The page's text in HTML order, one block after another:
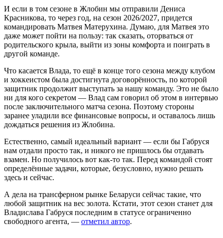
И если в том сезоне в Жлобин мы отправили Дениса
Красникова, то через год, на сезон 2026/2027, придется
командировать Матвея Матерухина. Думаю, для Матвея это
даже может пойти на пользу: так сказать, оторваться от
родительского крыла, выйти из зоны комфорта и поиграть в
другой команде.
Что касается Влада, то ещё в конце того сезона между клубом
и хоккеистом была достигнута договорённость, по которой
защитник продолжит выступать за нашу команду. Это не было
ни для кого секретом — Влад сам говорил об этом в интервью
после заключительного матча сезона. Поэтому стороны
заранее уладили все финансовые вопросы, и оставалось лишь
дождаться решения из Жлобина.
Естественно, самый идеальный вариант — если бы Габруся
нам отдали просто так, и никого не пришлось бы отдавать
взамен. Но получилось вот как-то так. Перед командой стоят
определённые задачи, которые, безусловно, нужно решать
здесь и сейчас.
А дела на трансферном рынке Беларуси сейчас такие, что
любой защитник на вес золота. Кстати, этот сезон станет для
Владислава Габруся последним в статусе ограниченно
свободного агента, — отметил автор.